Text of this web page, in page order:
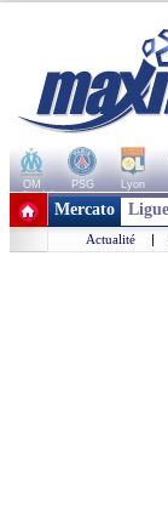
OM PSG Lyon
+ de clubs
Mercato
Actualité |